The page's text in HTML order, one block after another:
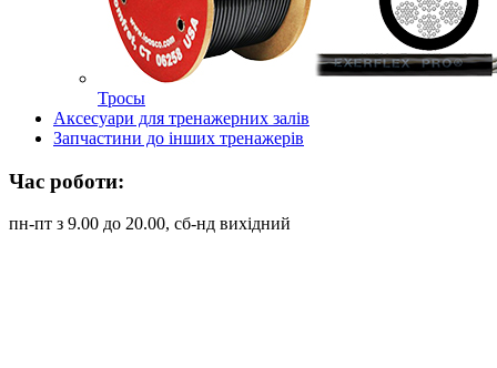
Тросы
Аксесуари для тренажерних залів
Запчастини до інших тренажерів
Час роботи:
пн-пт з 9.00 до 20.00, сб-нд вихідний